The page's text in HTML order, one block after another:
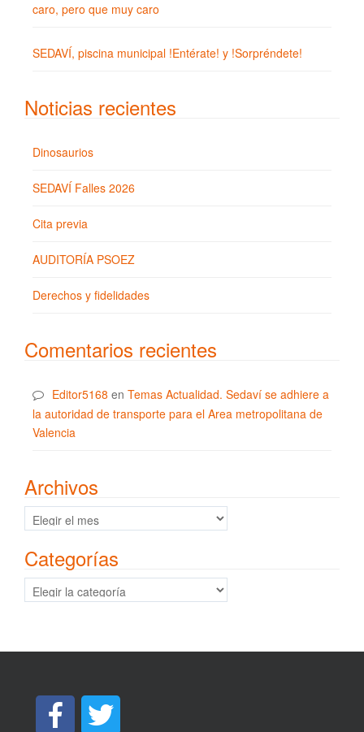
caro, pero que muy caro
SEDAVÍ, piscina municipal !Entérate! y !Sorpréndete!
Noticias recientes
Dinosaurios
SEDAVÍ Falles 2026
Cita previa
AUDITORÍA PSOEZ
Derechos y fidelidades
Comentarios recientes
Editor5168 en Temas Actualidad. Sedaví se adhiere a
la autoridad de transporte para el Area metropolitana de
Valencia
Archivos
Archivos
Categorías
Categorías